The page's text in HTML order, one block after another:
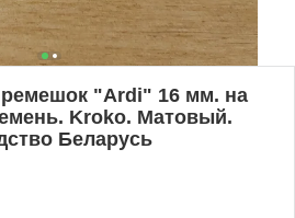
"Ardi" 16 мм. на
Kroko. Матовый.
Беларусь